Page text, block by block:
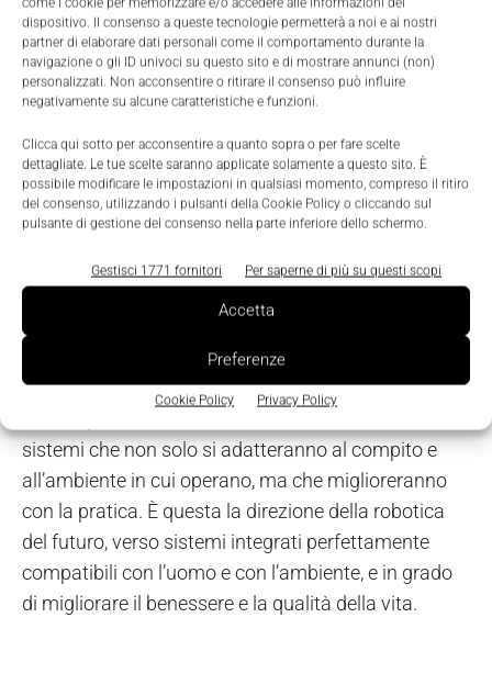
dispositivo. Il consenso a queste tecnologie permetterà a noi e ai nostri
partner di elaborare dati personali come il comportamento durante la
navigazione o gli ID univoci su questo sito e di mostrare annunci (non)
personalizzati. Non acconsentire o ritirare il consenso può influire
negativamente su alcune caratteristiche e funzioni.
Clicca qui sotto per acconsentire a quanto sopra o per fare scelte
dettagliate. Le tue scelte saranno applicate solamente a questo sito. È
possibile modificare le impostazioni in qualsiasi momento, compreso il ritiro
del consenso, utilizzando i pulsanti della Cookie Policy o cliccando sul
pulsante di gestione del consenso nella parte inferiore dello schermo.
Gestisci 1771 fornitori Per saperne di più su questi scopi
Accetta
Preferenze
Cookie Policy Privacy Policy
scollamento tra quello che è naturale e quello che è
tecnologico, che sfrutta le risorse naturali e alla fine
del proprio ciclo di vita diventa rifiuto da smaltire.
Gli approcci futuri
In linea con le recenti tendenze nella ricerca
robotica, gli approcci futuri invertiranno la
prospettiva sulla progettazione dei robot, andando
oltre la soft robotics, con robot in grado di
crescere, rigenerarsi, cambiare forma
materiali intelligenti, grazie a funzionalità bioibride
che garantiranno la multifunzionalità e la
sistemi che non solo si adatteranno al compito e
all’ambiente in cui operano, ma che miglioreranno
con la pratica. È questa la direzione della robotica
del futuro, verso sistemi integrati perfettamente
compatibili con l’uomo e con l’ambiente, e in grado
di migliorare il benessere e la qualità della vita.